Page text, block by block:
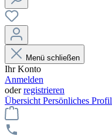
Menü schließen
Ihr Konto
Anmelden
oderregistrieren
Übersicht Persönliches Profil